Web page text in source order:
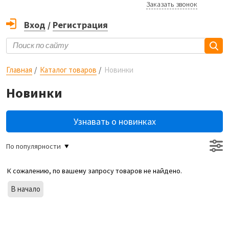
Заказать звонок
Вход / Регистрация
Главная Каталог товаров Новинки
Новинки
Узнавать о новинках
По популярности
К сожалению, по вашему запросу товаров не найдено.
В начало